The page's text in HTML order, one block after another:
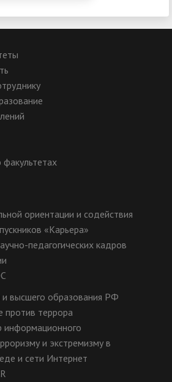
ориентации и содействия
«Карьера»
педагогических кадров
и высшего образования РФ
против террора
информационного
и экстремизму в
и сети Интернет